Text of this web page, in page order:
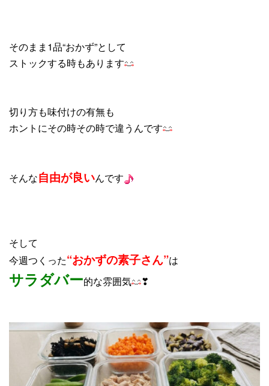
そのまま1品“おかず”として
ストックする時もあります
切り方も味付けの有無も
ホントにその時その時で違うんです
そんな自由が良いんです
そして
今週つくった“おかずの素子さん”は
サラダバー的な雰囲気 ❣